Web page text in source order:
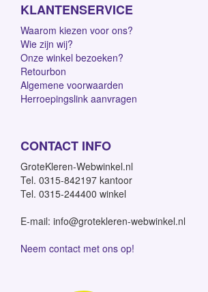
KLANTENSERVICE
Waarom kiezen voor ons?
Wie zijn wij?
Onze winkel bezoeken?
Retourbon
Algemene voorwaarden
Herroepingslink aanvragen
CONTACT INFO
GroteKleren-Webwinkel.nl
Tel. 0315-842197 kantoor
Tel. 0315-244400 winkel
E-mail: info@grotekleren-webwinkel.nl
Neem contact met ons op!